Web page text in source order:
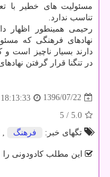
مسئولیت های خطیر با
تناسب ندارد.
رحیمی همینطور اظهار
نهادهای فرهنگی كه
دارند بسیار ناچیز است
در تنگنا قرار گرفتن
1396/07/22
18:13:33
5.0
/ 5
تگهای خبر:
فرهنگ
این مطلب کادودونی